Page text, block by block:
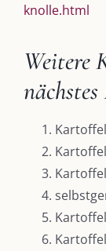
knolle.html
Weitere
DIE
Kulmbloggera
Podcast
Kooperationen